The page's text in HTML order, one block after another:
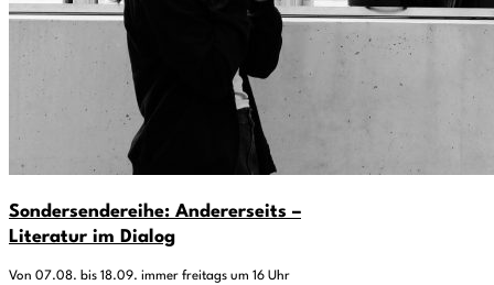
Sondersendereihe: Andererseits –
Literatur im Dialog
Von 07.08. bis 18.09. immer freitags um 16 Uhr